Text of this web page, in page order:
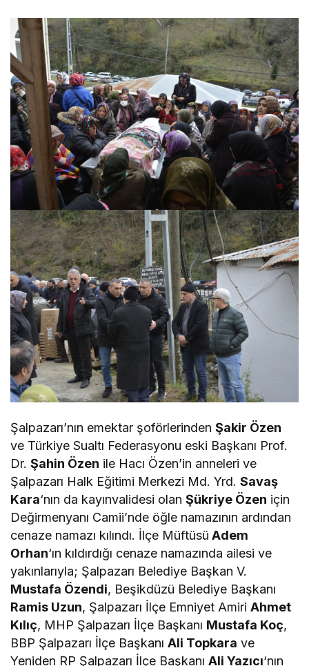
Şalpazarı’nın emektar şoförlerindenŞakir Özen
ve Türkiye Sualtı Federasyonu eski Başkanı Prof.
Dr.Şahin Özen ile Hacı Özen’in anneleri ve
Şalpazarı Halk Eğitimi Merkezi Md. Yrd.Savaş
Kara‘nın da kayınvalidesi olanŞükriye Özen için
Değirmenyanı Camii’nde öğle namazının ardından
cenaze namazı kılındı. İlçe Müftüsü Adem
Orhan‘ın kıldırdığı cenaze namazında ailesi ve
yakınlarıyla; Şalpazarı Belediye Başkan V.
Mustafa Özendi, Beşikdüzü Belediye Başkanı
Ramis Uzun, Şalpazarı İlçe Emniyet AmiriAhmet
Kılıç, MHP Şalpazarı İlçe Başkanı Mustafa Koç,
BBP Şalpazarı İlçe BaşkanıAli Topkara ve
Yeniden RP Şalpazarı İlçe BaşkanıAli Yazıcı‘nın